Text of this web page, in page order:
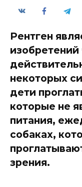
Рентген
изобретений
некоторых
дети
которые не
питания,
собаках,
зрения.